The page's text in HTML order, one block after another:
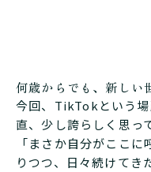
何歳からでも、新しい
今回、TikTokという
直、少し誇らしく思っ
「まさか自分がここ
りつつ、日々続けてき